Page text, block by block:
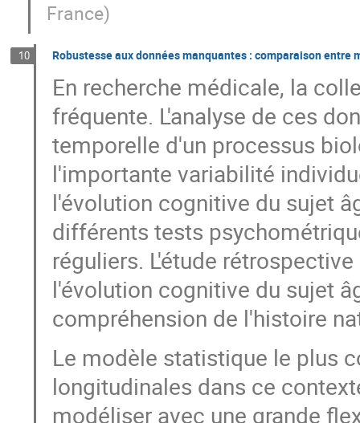
France)
10 Robustesse aux données manquantes : comparaison
En recherche médicale, la
fréquente. L'analyse de ces
temporelle d'un processus
l'importante variabilité
l'évolution cognitive du sujet
différents tests
réguliers. L'étude
l'évolution cognitive du sujet
compréhension de l'histoire
Le modèle statistique le plus
longitudinales dans ce
modéliser avec une grande